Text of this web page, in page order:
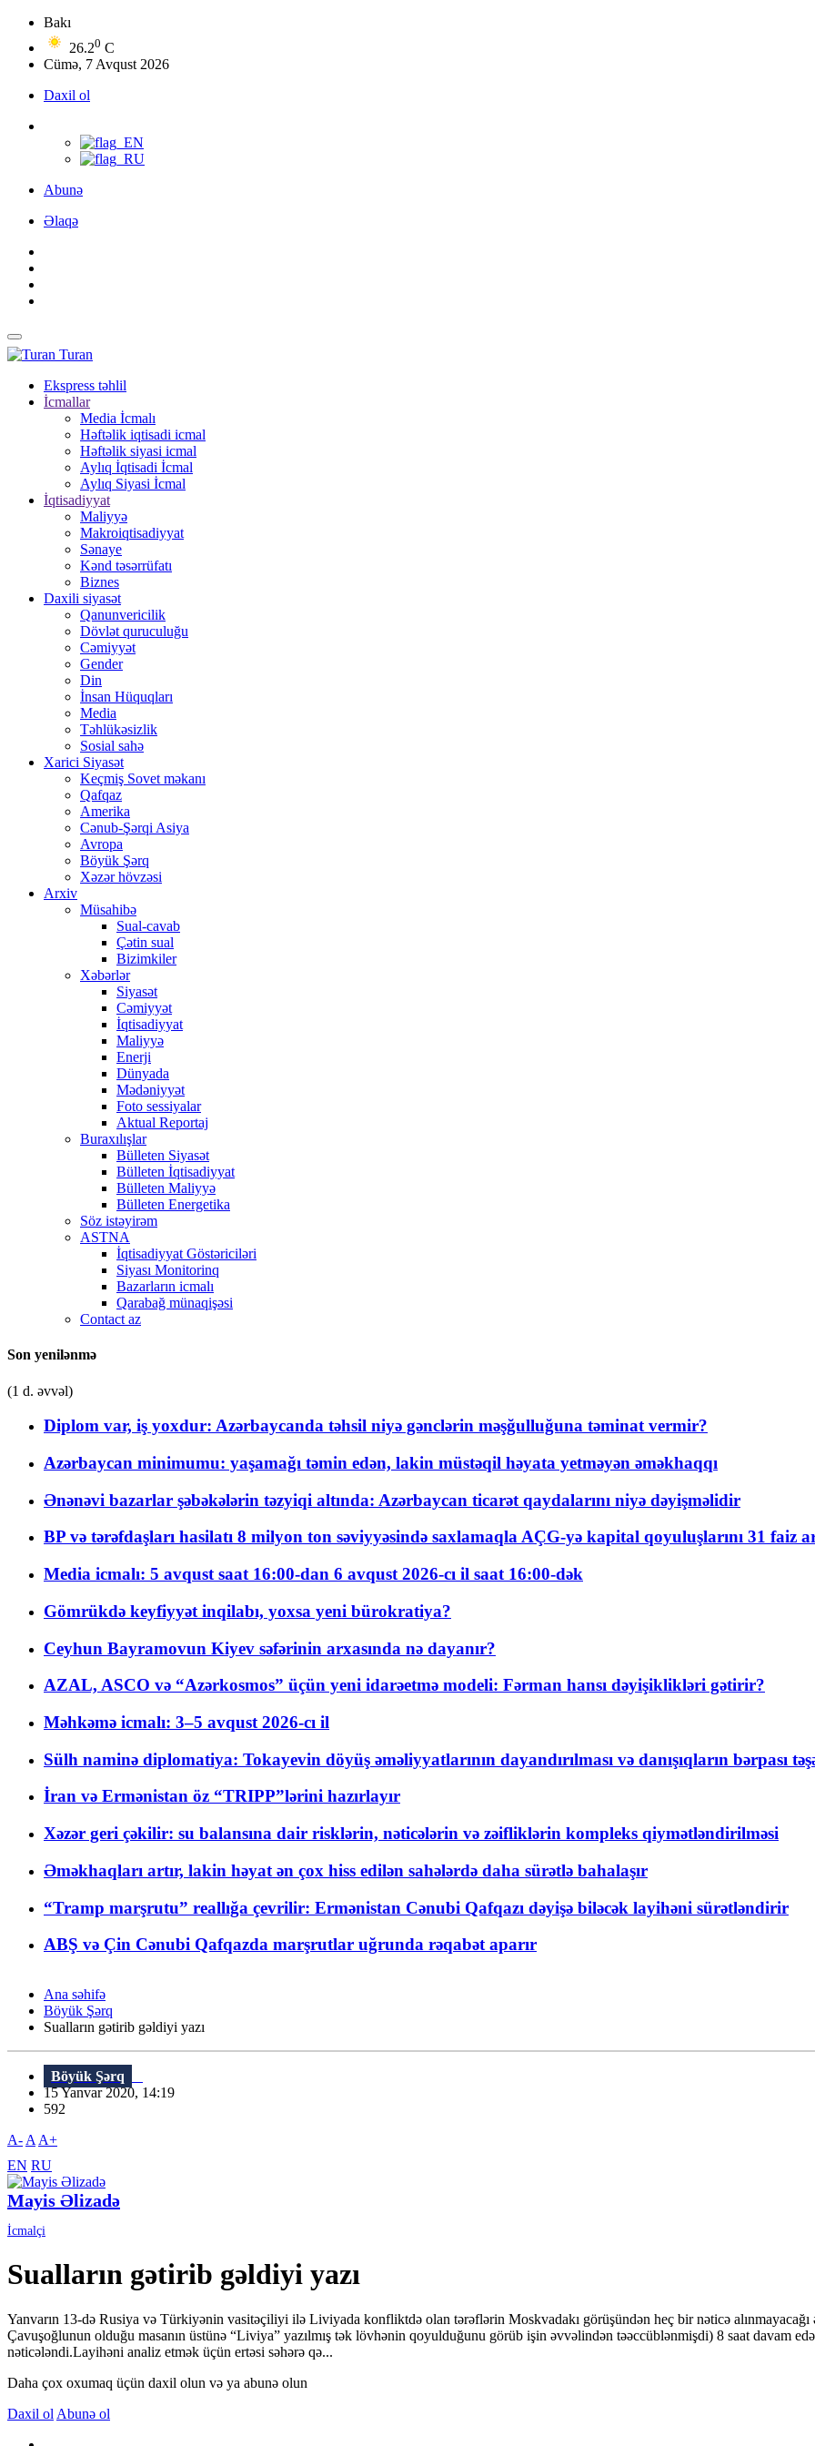
Bakı
26.20 C
Cümə, 7 Avqust 2026
Daxil ol
Abunə
Əlaqə
Turan
Ekspress təhlil
İcmallar
Media İcmalı
Həftəlik iqtisadi icmal
Həftəlik siyasi icmal
Aylıq İqtisadi İcmal
Aylıq Siyasi İcmal
İqtisadiyyat
Maliyyə
Makroiqtisadiyyat
Sənaye
Kənd təsərrüfatı
Biznes
Daxili siyasət
Qanunvericilik
Dövlət quruculuğu
Cəmiyyət
Gender
Din
İnsan Hüquqları
Media
Təhlükəsizlik
Sosial sahə
Xarici Siyasət
Keçmiş Sovet məkanı
Qafqaz
Amerika
Cənub-Şərqi Asiya
Avropa
Böyük Şərq
Xəzər hövzəsi
Arxiv
Müsahibə
Sual-cavab
Çətin sual
Bizimkiler
Xəbərlər
Siyasət
Cəmiyyət
İqtisadiyyat
Maliyyə
Enerji
Dünyada
Mədəniyyət
Foto sessiyalar
Aktual Reportaj
Buraxılışlar
Bülleten Siyasət
Bülleten İqtisadiyyat
Bülleten Maliyyə
Bülleten Energetika
Söz istəyirəm
ASTNA
İqtisadiyyat Göstəriciləri
Siyası Monitorinq
Bazarların icmalı
Qarabağ münaqişəsi
Contact az
Son yenilənmə
(1 d. əvvəl)
Diplom var, iş yoxdur: Azərbaycanda təhsil niyə gənclərin məşğulluğuna təminat vermir?
Azərbaycan minimumu: yaşamağı təmin edən, lakin müstəqil həyata yetməyən əməkhaqqı
Ənənəvi bazarlar şəbəkələrin təzyiqi altında: Azərbaycan ticarət qaydalarını niyə dəyişməlidir
BP və tərəfdaşları hasilatı 8 milyon ton səviyyəsində saxlamaqla AÇG-yə kapital qoyuluşlarını 31 faiz
Media icmalı: 5 avqust saat 16:00-dan 6 avqust 2026-cı il saat 16:00-dək
Gömrükdə keyfiyyət inqilabı, yoxsa yeni bürokratiya?
Ceyhun Bayramovun Kiyev səfərinin arxasında nə dayanır?
AZAL, ASCO və “Azərkosmos” üçün yeni idarəetmə modeli: Fərman hansı dəyişiklikləri gətirir?
Məhkəmə icmalı: 3–5 avqust 2026-cı il
Sülh naminə diplomatiya: Tokayevin döyüş əməliyyatlarının dayandırılması və danışıqların bərpası
İran və Ermənistan öz “TRIPP”lərini hazırlayır
Xəzər geri çəkilir: su balansına dair risklərin, nəticələrin və zəifliklərin kompleks qiymətləndirilməsi
Əməkhaqları artır, lakin həyat ən çox hiss edilən sahələrdə daha sürətlə bahalaşır
“Tramp marşrutu” reallığa çevrilir: Ermənistan Cənubi Qafqazı dəyişə biləcək layihəni sürətləndirir
ABŞ və Çin Cənubi Qafqazda marşrutlar uğrunda rəqabət aparır
Ana səhifə
Böyük Şərq
Sualların gətirib gəldiyi yazı
Böyük Şərq
15 Yanvar 2020, 14:19
592
A- A A+
EN RU
Mayis Əlizadə
İcmalçi
Sualların gətirib gəldiyi yazı
Yanvarın 13-də Rusiya və Türkiyənin vasitəçiliyi ilə Liviyada konfliktdə olan tərəflərin Moskvadakı görüşündən heç bir nəticə
Çavuşoğlunun olduğu masanın üstünə “Liviya” yazılmış tək lövhənin qoyulduğunu görüb işin əvvəlindən təəccüblənmişdi) 8 saat davam
nəticələndi.Layihəni analiz etmək üçün ertəsi səhərə qə...
Daha çox oxumaq üçün daxil olun və ya abunə olun
Daxil ol Abunə ol